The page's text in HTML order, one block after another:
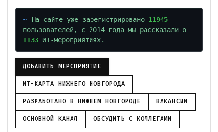
На сайте уже зарегистрировано 11945
пользователей, с 2014 года мы рассказали о
1133 ИТ-мероприятиях.
ДОБАВИТЬ МЕРОПРИЯТИЕ
ИТ-КАРТА НИЖНЕГО НОВГОРОДА
РАЗРАБОТАНО В НИЖНЕМ НОВГОРОДЕ ВАКАНСИИ
ОСНОВНОЙ КАНАЛ ОБСУДИТЬ С КОЛЛЕГАМИ